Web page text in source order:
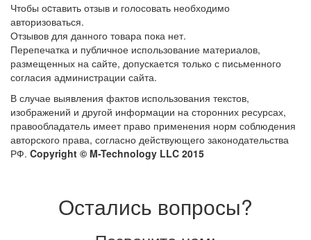
Чтобы оcтавить отзыв и голосовать необходимо
авторизоваться.
Отзывов для данного товара пока нет.
Перепечатка и публичное использование материалов,
размещенных на сайте, допускается только с письменного
согласия администрации сайта.
В случае выявления фактов использования текстов,
изображений и другой информации на сторонних ресурсах,
правообладатель имеет право применения норм соблюдения
авторского права, согласно действующего законодательства
РФ. Copyright © M-Technology LLC 2015
Остались вопросы?